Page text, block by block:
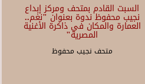
السبت القادم بمتحف ومركز إبداع
نجيب محفوظ ندوة بعنوان "نغم..
العمارة والمكان في ذاكرة الأغنية
المصرية"
متحف نجيب محفوظ